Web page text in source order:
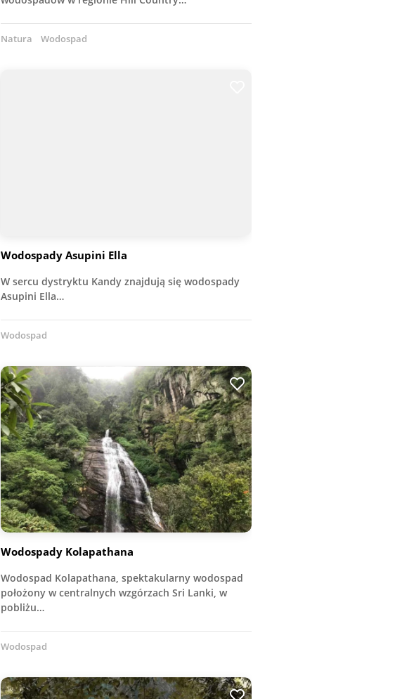
Natura Wodospad
Wodospady Asupini Ella
W sercu dystryktu Kandy znajdują się wodospady
Asupini Ella…
Wodospad
Wodospady Kolapathana
Wodospad Kolapathana, spektakularny wodospad
położony w centralnych wzgórzach Sri Lanki, w
pobliżu…
Wodospad